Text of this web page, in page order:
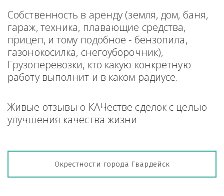
Собственность в аренду (земля, дом, баня,
гараж, техника, плавающие средства,
прицеп, и тому подобное - бензопила,
газонокосилка, снегоуборочник),
Грузоперевозки, кто какую конкретную
работу выполнит и в каком радиусе.
Живые отзывы о КАЧестве сделок с целью
улучшения качества жизни
Окрестности города Гвардейск